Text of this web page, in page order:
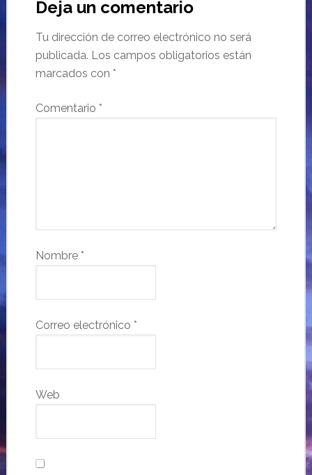
Deja un comentario
Tu dirección de correo electrónico no será
publicada. Los campos obligatorios están
marcados con *
Comentario *
Nombre *
Correo electrónico *
Web